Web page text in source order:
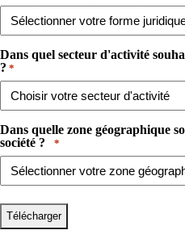
Dans quel secteur d'activité
?​ *
Dans quelle zone géographique
société ? ​ ​
*